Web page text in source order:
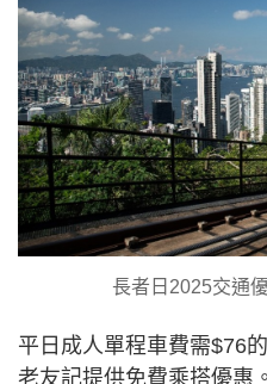
長者日2025交通
平日成人單程車費需$76
老友記提供免費乘搭優惠